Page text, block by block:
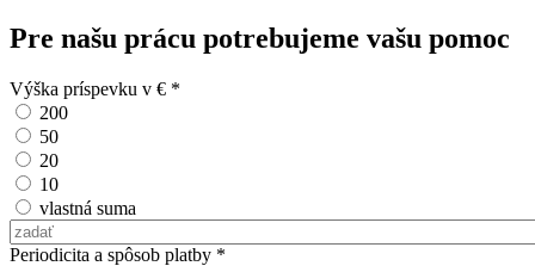
Pre našu prácu potrebujeme vašu pomoc
Výška príspevku v € *
200
50
20
10
vlastná suma
Vlastná suma
Periodicita a spôsob platby *